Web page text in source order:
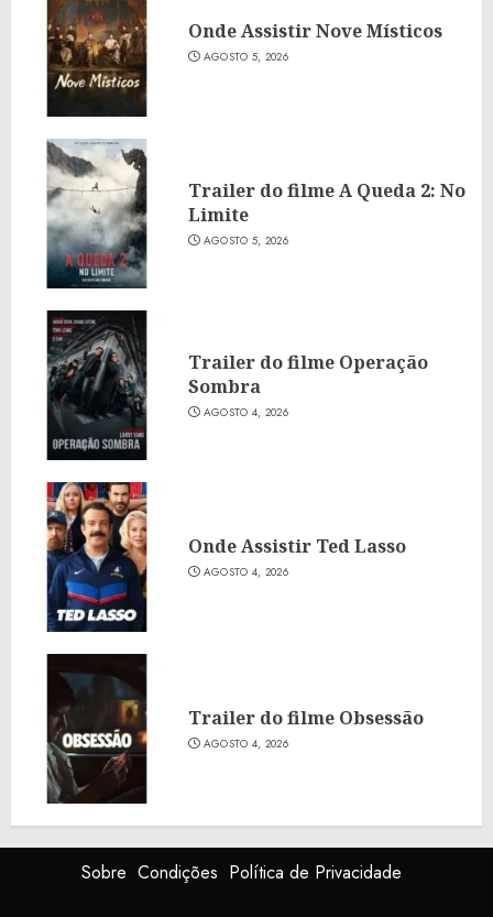
Onde Assistir Nove Místicos
AGOSTO 5, 2026
Trailer do filme A Queda 2: No
Limite
AGOSTO 5, 2026
Trailer do filme Operação
Sombra
AGOSTO 4, 2026
Onde Assistir Ted Lasso
AGOSTO 4, 2026
Trailer do filme Obsessão
AGOSTO 4, 2026
Sobre Condições Política de Privacidade